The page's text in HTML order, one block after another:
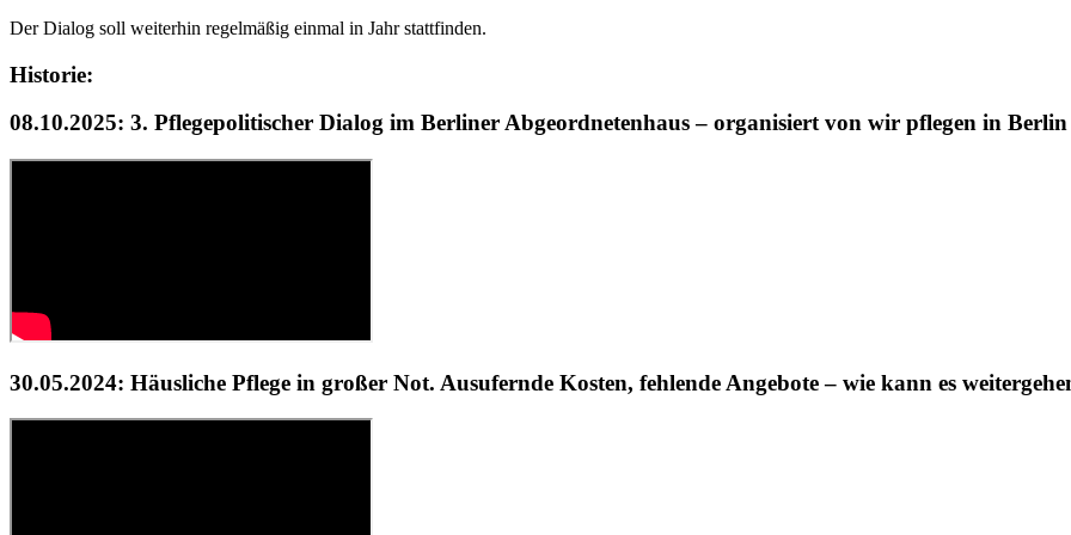
Der Dialog soll weiterhin regelmäßig einmal in Jahr stattfinden.
Historie:
08.10.2025: 3. Pflegepolitischer Dialog im Berliner Abgeordnetenhaus – organisiert von wir pflegen in Berlin
30.05.2024: Häusliche Pflege in großer Not. Ausufernde Kosten, fehlende Angebote – wie kann es